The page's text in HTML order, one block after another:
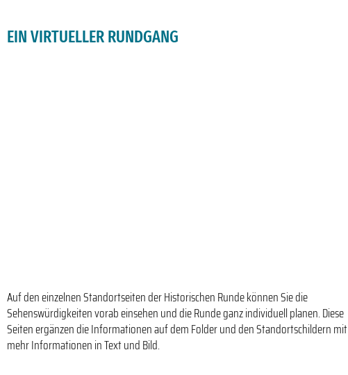
EIN VIRTUELLER RUNDGANG
#01
Belzerhaus
Auf den einzelnen Standortseiten der Historischen Runde können Sie die
Sehenswürdigkeiten vorab einsehen und die Runde ganz individuell planen. Diese
Seiten ergänzen die Informationen auf dem Folder und den Standortschildern mit
mehr Informationen in Text und Bild.